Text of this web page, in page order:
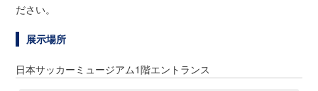
ださい。
展示場所
日本サッカーミュージアム1階エントランス